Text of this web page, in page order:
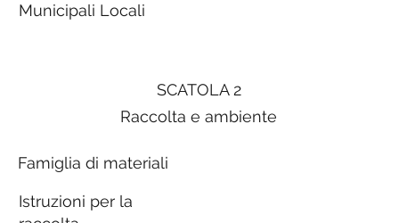
SCATOLA 2
Raccolta e ambiente
Famiglia di materiali
Istruzioni per la
Municipali Locali